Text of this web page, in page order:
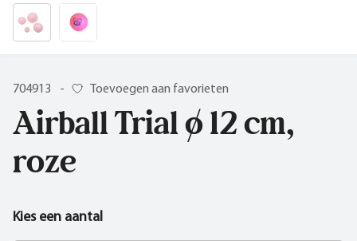
704913 - Toevoegen aan favorieten
Airball Trial ø 12 cm,
roze
Kies een aantal